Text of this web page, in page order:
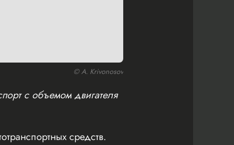
© A. Krivonosov
с объемом двигателя
средств.